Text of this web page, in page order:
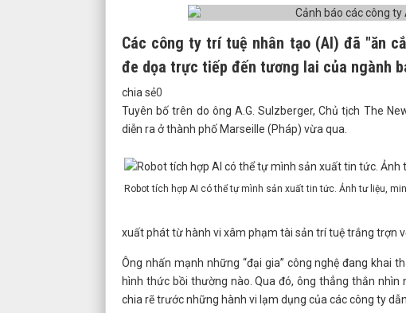
Các công ty trí tuệ nhân tạo (AI) đã "ăn
đe dọa trực tiếp đến tương lai của ngành
chia sẻ0
Tuyên bố trên do ông A.G. Sulzberger, Chủ tịch The
diễn ra ở thành phố Marseille (Pháp) vừa qua.
Robot tích hợp AI có thể tự mình sản xuất tin tức. Ảnh tư liệu,
xuất phát từ hành vi xâm phạm tài sản trí tuệ trắng trợn
Ông nhấn mạnh những “đại gia” công nghệ đang khai
hình thức bồi thường nào. Qua đó, ông thẳng thắn
chia rẽ trước những hành vi lạm dụng của các công ty